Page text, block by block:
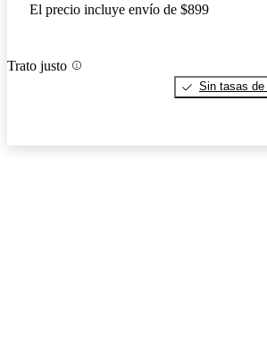
El precio incluye envío de $899
Trato justo
Sin tasas de